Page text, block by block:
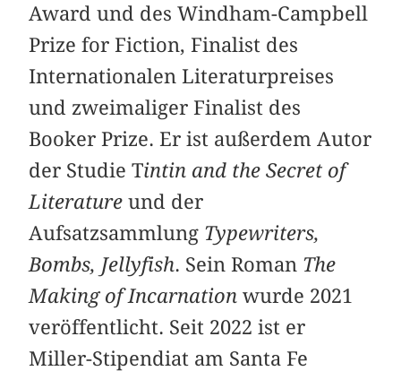
Award und des Windham-Campbell
Prize for Fiction, Finalist des
Internationalen Literaturpreises
und zweimaliger Finalist des
Booker Prize. Er ist außerdem Autor
der Studie Tintin and the Secret of
Literatureund der
Aufsatzsammlung Typewriters,
Bombs, Jellyfish. Sein Roman The
Making of Incarnation wurde 2021
veröffentlicht. Seit 2022 ist er
Miller-Stipendiat am Santa Fe